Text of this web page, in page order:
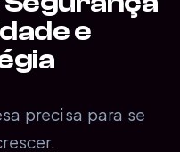
e
precisa para se